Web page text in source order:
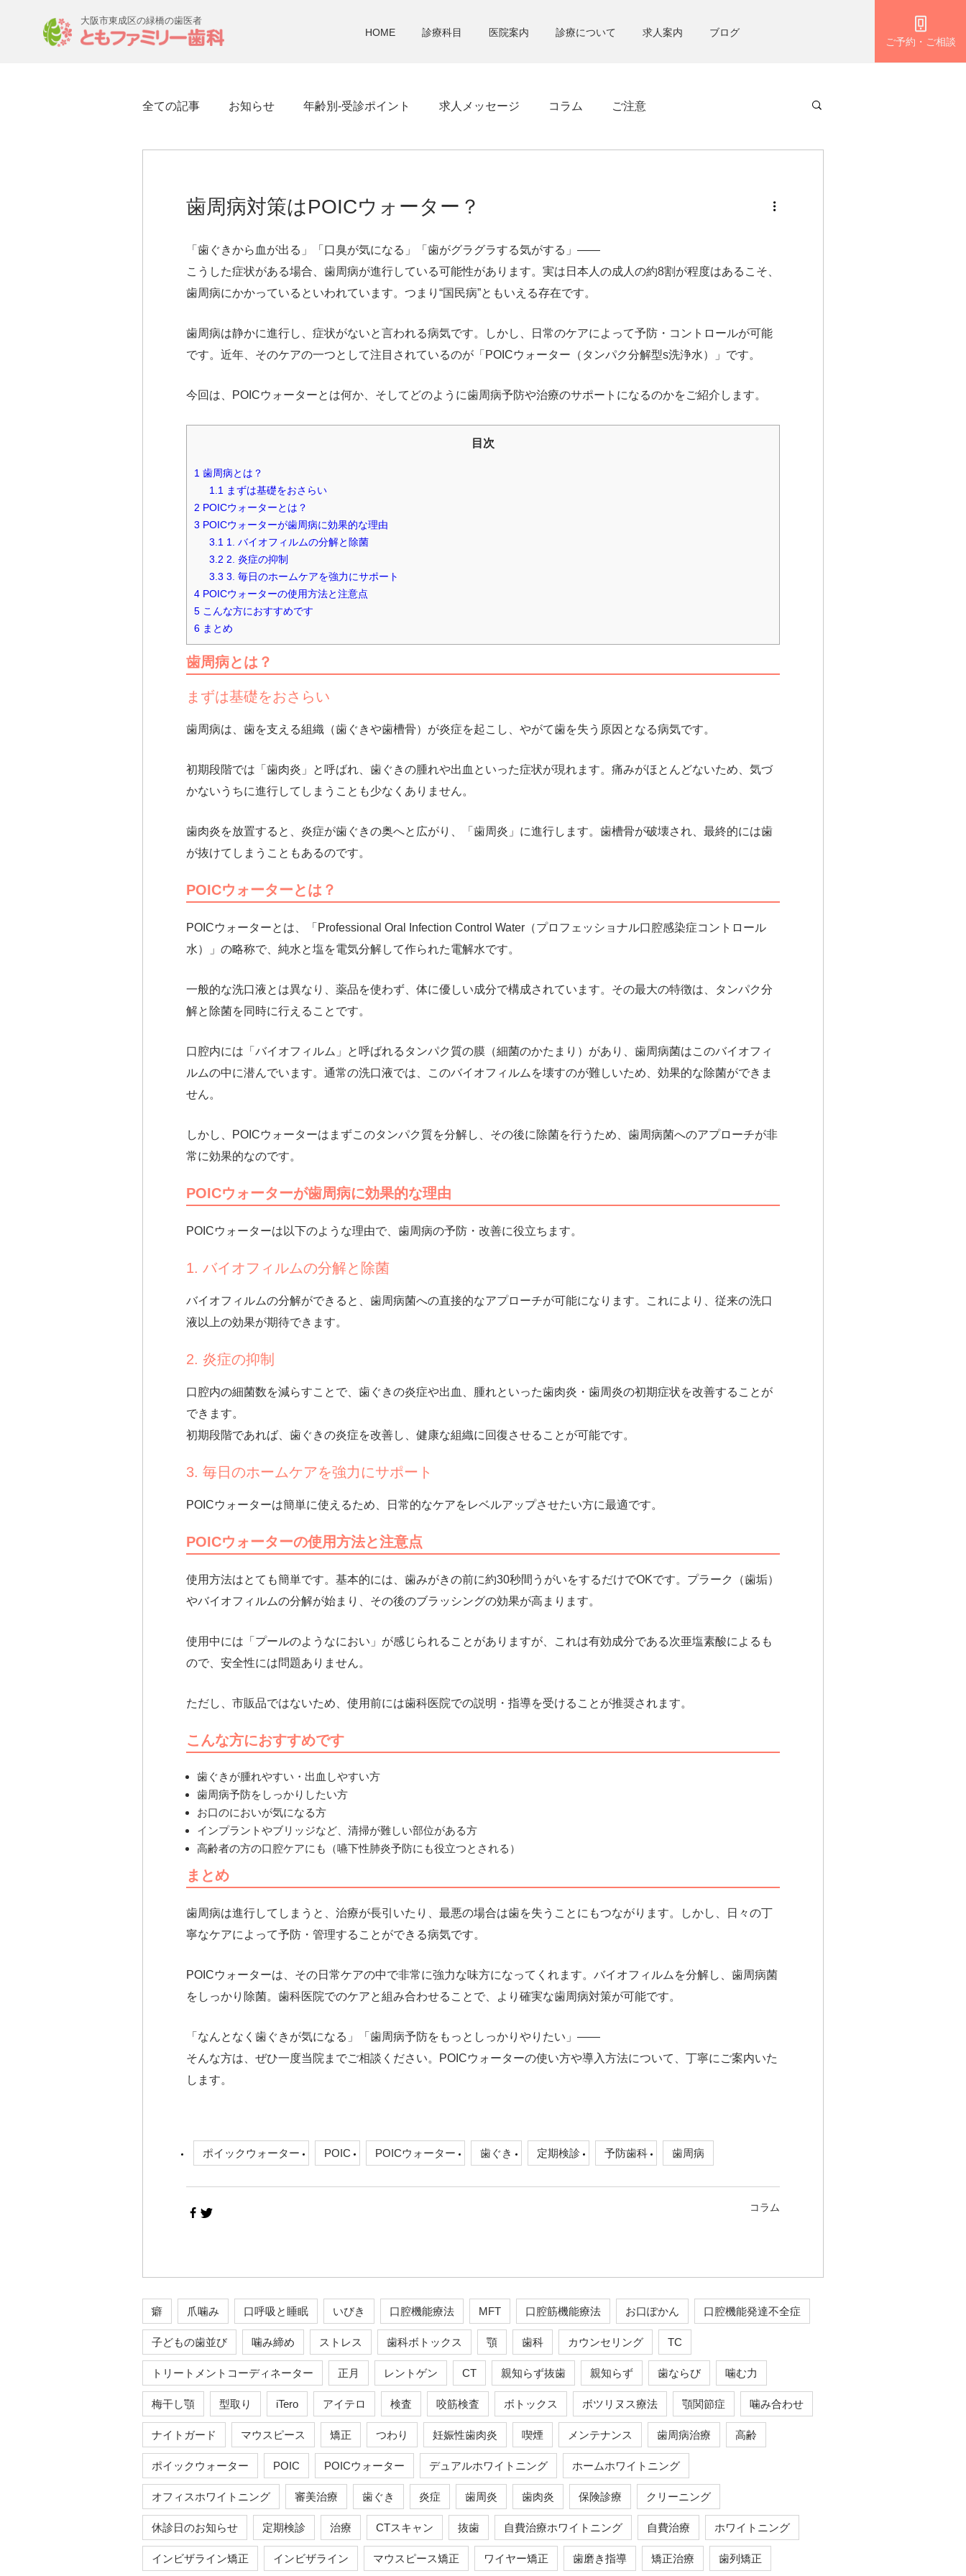
ご予約・ご相談
大阪市東成区の緑橋の歯医者
HOME 診療科目 医院案内 診療について 求人案内 ブログ
全ての記事 お知らせ 年齢別-受診ポイント 求人メッセージ コラム ご注意
歯周病対策はPOICウォーター？
「歯ぐきから血が出る」「口臭が気になる」「歯がグラグラする気がする」――
こうした症状がある場合、歯周病が進行している可能性があります。実は日本人の成人の約8割が程度はあるこそ、
歯周病にかかっているといわれています。つまり“国民病”ともいえる存在です。
歯周病は静かに進行し、症状がないと言われる病気です。しかし、日常のケアによって予防・コントロールが可能
です。近年、そのケアの一つとして注目されているのが「POICウォーター（タンパク分解型s洗浄水）」です。
今回は、POICウォーターとは何か、そしてどのように歯周病予防や治療のサポートになるのかをご紹介します。
目次
1 歯周病とは？
1.1 まずは基礎をおさらい
2 POICウォーターとは？
3 POICウォーターが歯周病に効果的な理由
3.1 1. バイオフィルムの分解と除菌
3.2 2. 炎症の抑制
3.3 3. 毎日のホームケアを強力にサポート
4 POICウォーターの使用方法と注意点
5 こんな方におすすめです
6 まとめ
歯周病とは？
まずは基礎をおさらい
歯周病は、歯を支える組織（歯ぐきや歯槽骨）が炎症を起こし、やがて歯を失う原因となる病気です。
初期段階では「歯肉炎」と呼ばれ、歯ぐきの腫れや出血といった症状が現れます。痛みがほとんどないため、気づ
かないうちに進行してしまうことも少なくありません。
歯肉炎を放置すると、炎症が歯ぐきの奥へと広がり、「歯周炎」に進行します。歯槽骨が破壊され、最終的には歯
が抜けてしまうこともあるのです。
POICウォーターとは？
POICウォーターとは、「Professional Oral Infection Control Water（プロフェッショナル口腔感染症コントロール
水）」の略称で、 純水と塩を電気分解して作られた電解水です。
一般的な洗口液とは異なり、 薬品を使わず、体に優しい成分で構成されています。その最大の特徴は、
タンパク分
解と除菌を同時に行えること です。
口腔内には「バイオフィルム」と呼ばれるタンパク質の膜（細菌のかたまり）があり、歯周病菌はこのバイオフィ
ルムの中に潜んでいます。通常の洗口液では、このバイオフィルムを壊すのが難しいため、効果的な除菌ができま
せん。
しかし、POICウォーターはまずこのタンパク質を分解し、その後に除菌を行うため、 歯周病菌へのアプローチが非
常に効果的なのです。
POICウォーターが歯周病に効果的な理由
POICウォーターは以下のような理由で、歯周病の予防・改善に役立ちます。
1. バイオフィルムの分解と除菌
バイオフィルムの分解ができると、 歯周病菌への直接的なアプローチが可能になります。これにより、従来の洗口
液以上の効果が期待できます。
2. 炎症の抑制
口腔内の細菌数を減らすことで、歯ぐきの炎症や出血、腫れといった歯肉炎・歯周炎の初期症状を改善することが
できます。
初期段階であれば、歯ぐきの炎症を改善し、健康な組織に回復させることが可能です。
3. 毎日のホームケアを強力にサポート
POICウォーターは簡単に使えるため、 日常的なケアをレベルアップさせたい方に最適です。
POICウォーターの使用方法と注意点
使用方法はとても簡単です。基本的には、 歯みがきの前に約30秒間うがいをするだけでOKです。プラーク（歯垢）
やバイオフィルムの分解が始まり、その後のブラッシングの効果が高まります。
使用中には「プールのようなにおい」が感じられることがありますが、これは有効成分である次亜塩素酸によるも
ので、安全性には問題ありません。
ただし、市販品ではないため、 使用前には歯科医院での説明・指導を受けることが推奨されます。
こんな方におすすめです
歯ぐきが腫れやすい・出血しやすい方
歯周病予防をしっかりしたい方
お口のにおいが気になる方
インプラントやブリッジなど、清掃が難しい部位がある方
高齢者の方の口腔ケアにも（嚥下性肺炎予防にも役立つとされる）
まとめ
歯周病は進行してしまうと、治療が長引いたり、最悪の場合は歯を失うことにもつながります。しかし、日々の丁
寧なケアによって予防・管理することができる病気です。
POICウォーターは、その日常ケアの中で非常に強力な味方になってくれます。バイオフィルムを分解し、歯周病菌
をしっかり除菌。歯科医院でのケアと組み合わせることで、より確実な歯周病対策が可能です。
「なんとなく歯ぐきが気になる」「歯周病予防をもっとしっかりやりたい」――
そんな方は、ぜひ一度当院までご相談ください。POICウォーターの使い方や導入方法について、丁寧にご案内いた
します。
ポイックウォーター POIC POICウォーター 歯ぐき 定期検診 予防歯科 歯周病
コラム
癖 爪噛み 口呼吸と睡眠 いびき 口腔機能療法 MFT 口腔筋機能療法 お口ぽかん 口腔機能発達不全症
子どもの歯並び 噛み締め ストレス 歯科ボトックス 顎 歯科 カウンセリング TC
トリートメントコーディネーター 正月 レントゲン CT 親知らず抜歯 親知らず 歯ならび 噛む力
梅干し顎 型取り iTero アイテロ 検査 咬筋検査 ボトックス ボツリヌス療法 顎関節症 噛み合わせ
ナイトガード マウスピース 矯正 つわり 妊娠性歯肉炎 喫煙 メンテナンス 歯周病治療 高齢
ポイックウォーター POIC POICウォーター デュアルホワイトニング ホームホワイトニング
オフィスホワイトニング 審美治療 歯ぐき 炎症 歯周炎 歯肉炎 保険診療 クリーニング
休診日のお知らせ 定期検診 治療 CTスキャン 抜歯 自費治療ホワイトニング 自費治療 ホワイトニング
インビザライン矯正 インビザライン マウスピース矯正 ワイヤー矯正 歯磨き指導 矯正治療 歯列矯正